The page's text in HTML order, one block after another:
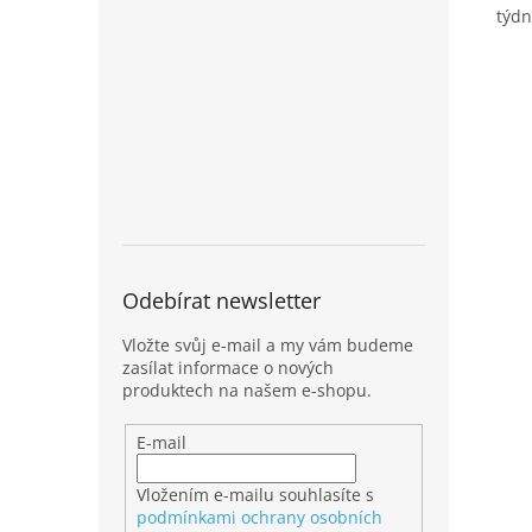
Odebírat newsletter
Vložte svůj e-mail a my vám budeme
zasílat informace o nových
produktech na našem e-shopu.
E-mail
Vložením e-mailu souhlasíte s
podmínkami ochrany osobních